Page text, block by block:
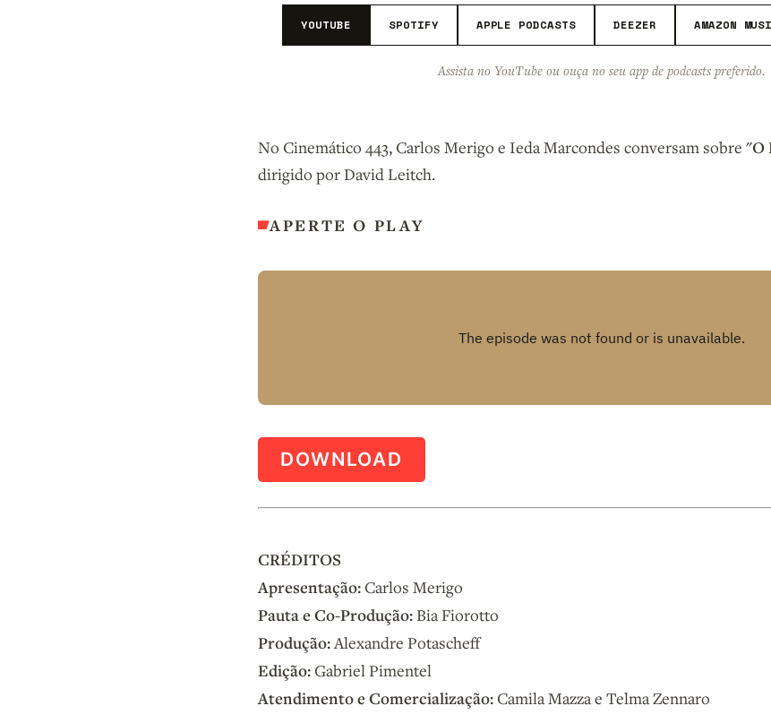
YOUTUBE SPOTIFY APPLE PODCASTS DEEZER AMAZON
Assista no YouTube ou ouça no seu app de podcasts preferido.
No Cinemático 443, Carlos Merigo e Ieda Marcondes conversam sobre "O
dirigido por David Leitch.
APERTE O PLAY
DOWNLOAD
CRÉDITOS
Apresentação: Carlos Merigo
Pauta e Co-Produção:Bia Fiorotto
Produção:Alexandre Potascheff
Edição: Gabriel Pimentel
Atendimento e Comercialização: Camila Mazza e Telma Zennaro